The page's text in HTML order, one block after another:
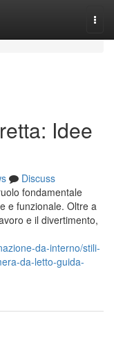
Idee
Discuss
fondamentale
e funzionale. Oltre a
e il divertimento,
da-interno/stili-
da-letto-guida-